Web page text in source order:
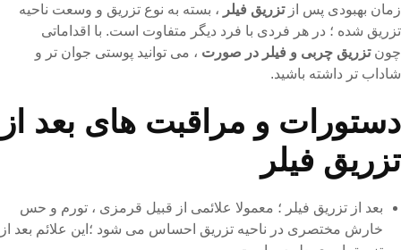
زمان بهبودی پس ازتزریق فیلر ، بسته به نوع تزریق و وسعت ناحیه
تزریق شده ؛ در هر فردی با فرد دیگر متفاوت است. با اقداماتی
چون تزریق چربی و فیلر در صورت ، می توانید پوستی جوان تر و
شاداب تر داشته باشید.
دستورات و مراقبت های بعد از
تزریق فیلر
بعد از تزریق فیلر ؛ معمولا علائمی از قبیل قرمزی ، تورم و حس
خارش مختصری در ناحیه تزریق احساس می شود ؛این علائم بعد از